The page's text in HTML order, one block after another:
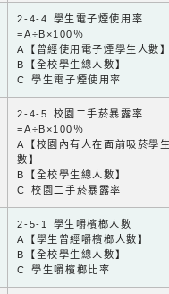
2-4-4 學生電子煙使用率
=A÷B×100％
A【曾經使用電子煙學生人數
B【全校學生總人數】
C 學生電子煙使用率
2-4-5 校園二手菸暴露率
=A÷B×100％
A【校園內有人在面前吸菸學
數】
B【全校學生總人數】
C 校園二手菸暴露率
2-5-1 學生嚼檳榔人數
A【學生曾經嚼檳榔人數】
B【全校學生總人數】
C 學生嚼檳榔比率